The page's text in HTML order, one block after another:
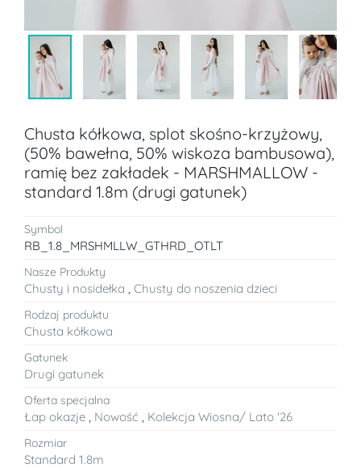
Chusta kółkowa, splot skośno-krzyżowy,
(50% bawełna, 50% wiskoza bambusowa),
ramię bez zakładek - MARSHMALLOW -
standard 1.8m (drugi gatunek)
Symbol
RB_1.8_MRSHMLLW_GTHRD_OTLT
Nasze Produkty
Chusty i nosidełka Chusty do noszenia dzieci
Rodzaj produktu
Chusta kółkowa
Gatunek
Drugi gatunek
Oferta specjalna
Łap okazje Nowość Kolekcja Wiosna/ Lato '26
Rozmiar
Standard 1.8m